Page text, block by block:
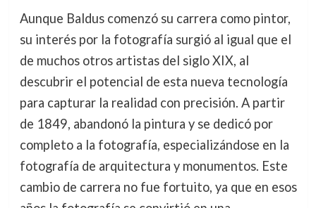
Aunque Baldus comenzó su carrera como pintor,
su interés por la fotografía surgió al igual que el
de muchos otros artistas del siglo XIX, al
descubrir el potencial de esta nueva tecnología
para capturar la realidad con precisión. A partir
de 1849, abandonó la pintura y se dedicó por
completo a la fotografía, especializándose en la
fotografía de arquitectura y monumentos. Este
cambio de carrera no fue fortuito, ya que en esos